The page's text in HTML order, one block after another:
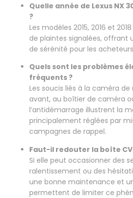
Quelle année de Lexus NX
?
Les modèles 2015, 2016 et
de plaintes signalées, offrant
de sérénité pour les
Quels sont les problèmes
fréquents ?
Les soucis liés à la caméra
avant, au boîtier de caméra
l’antidémarrage illustrent la
principalement réglées par
campagnes de rappel.
Faut-il redouter la boîte
Si elle peut occasionner des
ralentissement ou des
une bonne maintenance et
permettent de limiter ce